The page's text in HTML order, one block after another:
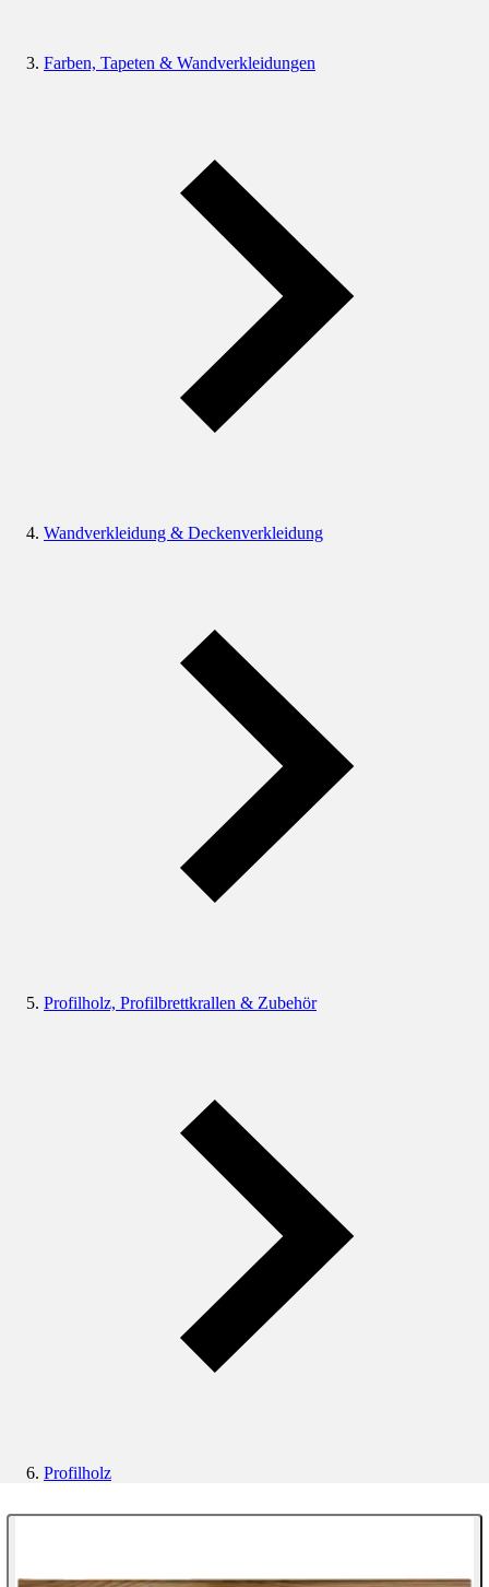
Farben, Tapeten & Wandverkleidungen
Wandverkleidung & Deckenverkleidung
Profilholz, Profilbrettkrallen & Zubehör
Profilholz